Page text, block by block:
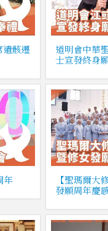
骸遷
道明會中華
士宣發終身
年
【聖瑪爾大
發願周年慶